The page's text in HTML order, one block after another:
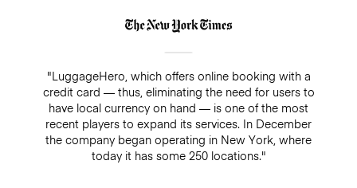
"LuggageHero, which offers online booking with a
credit card — thus, eliminating the need for users to
have local currency on hand — is one of the most
recent players to expand its services. In December
the company began operating in New York, where
today it has some 250 locations."